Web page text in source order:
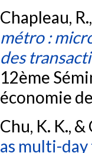
Chapleau,
métro :
des
12ème
économie
Chu, K. K.,
as multi-